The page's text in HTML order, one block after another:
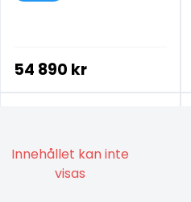
54 890 kr
Innehållet kan inte
visas